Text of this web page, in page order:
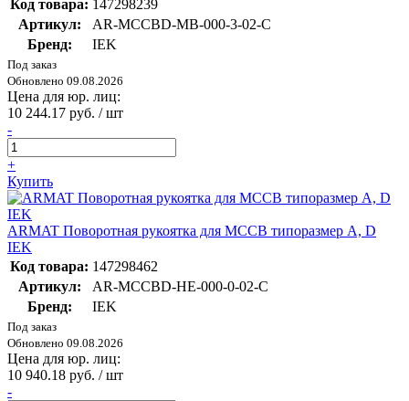
Код товара: 147298239
Артикул:
AR-MCCBD-MB-000-3-02-C
Бренд:
IEK
Под заказ
Обновлено 09.08.2026
Цена для юр. лиц:
10 244.17 руб. / шт
-
+
Купить
ARMAT Поворотная рукоятка для MCCB типоразмер A, D
IEK
Код товара: 147298462
Артикул:
AR-MCCBD-HE-000-0-02-C
Бренд:
IEK
Под заказ
Обновлено 09.08.2026
Цена для юр. лиц:
10 940.18 руб. / шт
-